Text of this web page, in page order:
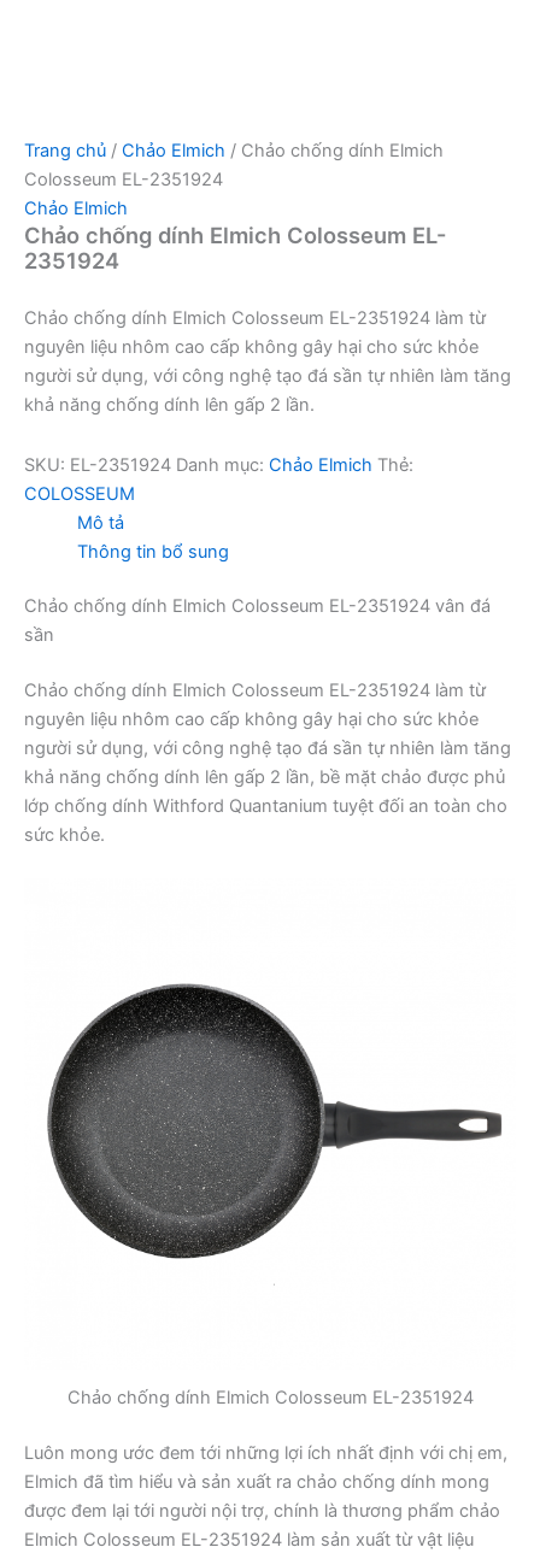
Trang chủ / Chảo Elmich / Chảo chống dính Elmich
Colosseum EL-2351924
Chảo Elmich
Chảo chống dính Elmich Colosseum EL-
2351924
Chảo chống dính Elmich Colosseum EL-2351924 làm từ
nguyên liệu nhôm cao cấp không gây hại cho sức khỏe
người sử dụng, với công nghệ tạo đá sần tự nhiên làm tăng
khả năng chống dính lên gấp 2 lần.
SKU: EL-2351924 Danh mục: Chảo Elmich Thẻ:
COLOSSEUM
Mô tả
Thông tin bổ sung
Chảo chống dính Elmich Colosseum EL-2351924 vân đá
sần
Chảo chống dính Elmich Colosseum EL-2351924 làm từ
nguyên liệu nhôm cao cấp không gây hại cho sức khỏe
người sử dụng, với công nghệ tạo đá sần tự nhiên làm tăng
khả năng chống dính lên gấp 2 lần, bề mặt chảo được phủ
lớp chống dính Withford Quantanium tuyệt đối an toàn cho
sức khỏe.
Chảo chống dính Elmich Colosseum EL-2351924
Luôn mong ước đem tới những lợi ích nhất định với chị em,
Elmich đã tìm hiểu và sản xuất ra chảo chống dính mong
được đem lại tới người nội trợ, chính là thương phẩm chảo
Elmich Colosseum EL-2351924 làm sản xuất từ vật liệu